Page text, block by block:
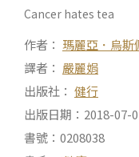
Cancer hates tea
作者： 瑪麗亞．烏斯
譯者： 嚴麗娟
出版社： 健行
出版日期：2018-07-
書號：0208038